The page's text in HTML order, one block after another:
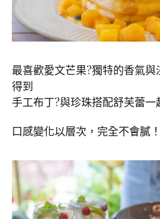
最喜歡愛文芒果?獨特的香氣
得到
手工布丁?與珍珠搭配舒芙蕾一
口感變化以層次，完全不會膩！